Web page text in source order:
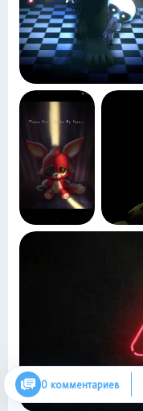
0 комментариев